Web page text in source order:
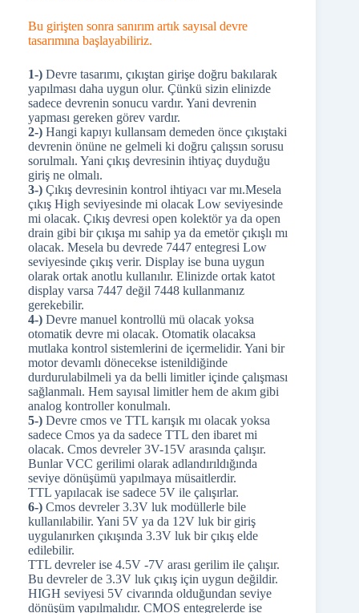
Bu girişten sonra sanırım artık sayısal devre
tasarımına başlayabiliriz.
1-) Devre tasarımı, çıkıştan girişe doğru bakılarak
yapılması daha uygun olur. Çünkü sizin elinizde
sadece devrenin sonucu vardır. Yani devrenin
yapması gereken görev vardır.
2-) Hangi kapıyı kullansam demeden önce çıkıştaki
devrenin önüne ne gelmeli ki doğru çalışsın sorusu
sorulmalı. Yani çıkış devresinin ihtiyaç duyduğu
giriş ne olmalı.
3-) Çıkış devresinin kontrol ihtiyacı var mı.Mesela
çıkış High seviyesinde mi olacak Low seviyesinde
mi olacak. Çıkış devresi open kolektör ya da open
drain gibi bir çıkışa mı sahip ya da emetör çıkışlı mı
olacak. Mesela bu devrede 7447 entegresi Low
seviyesinde çıkış verir. Display ise buna uygun
olarak ortak anotlu kullanılır. Elinizde ortak katot
display varsa 7447 değil 7448 kullanmanız
gerekebilir.
4-) Devre manuel kontrollü mü olacak yoksa
otomatik devre mi olacak. Otomatik olacaksa
mutlaka kontrol sistemlerini de içermelidir. Yani bir
motor devamlı dönecekse istenildiğinde
durdurulabilmeli ya da belli limitler içinde çalışması
sağlanmalı. Hem sayısal limitler hem de akım gibi
analog kontroller konulmalı.
5-) Devre cmos ve TTL karışık mı olacak yoksa
sadece Cmos ya da sadece TTL den ibaret mi
olacak. Cmos devreler 3V-15V arasında çalışır.
Bunlar VCC gerilimi olarak adlandırıldığında
seviye dönüşümü yapılmaya müsaitlerdir.
TTL yapılacak ise sadece 5V ile çalışırlar.
6-) Cmos devreler 3.3V luk modüllerle bile
kullanılabilir. Yani 5V ya da 12V luk bir giriş
uygulanırken çıkışında 3.3V luk bir çıkış elde
edilebilir.
TTL devreler ise 4.5V -7V arası gerilim ile çalışır.
Bu devreler de 3.3V luk çıkış için uygun değildir.
HIGH seviyesi 5V civarında olduğundan seviye
dönüşüm yapılmalıdır. CMOS entegrelerde ise